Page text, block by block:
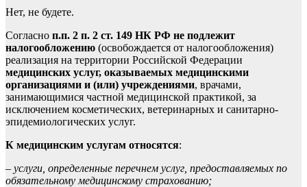
Нет, не будете.
Согласно п.п. 2 п. 2 ст. 149 НК РФ не подлежит
налогообложению (освобождается от налогообложения)
реализация на территории Российской Федерации
медицинских услуг, оказываемых медицинскими
организациями и (или) учреждениями, врачами,
занимающимися частной медицинской практикой, за
исключением косметических, ветеринарных и санитарно-
эпидемиологических услуг.
К медицинским услугам относятся:
– услуги, определенные перечнем услуг, предоставляемых по
обязательному медицинскому страхованию;